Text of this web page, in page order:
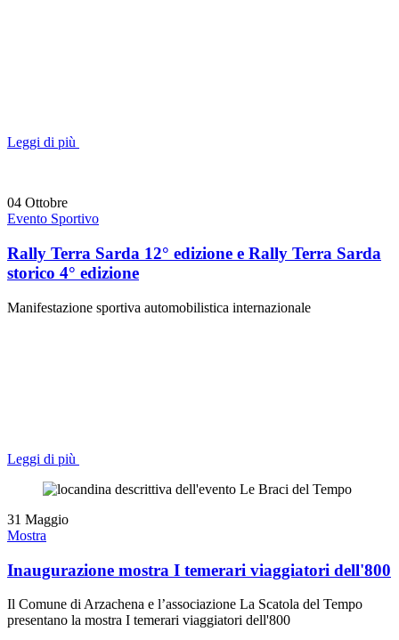
Leggi di più
04 Ottobre
Evento Sportivo
Rally Terra Sarda 12° edizione e Rally Terra Sarda
storico 4° edizione
Manifestazione sportiva automobilistica internazionale
Leggi di più
31 Maggio
Mostra
Inaugurazione mostra I temerari viaggiatori dell'800
Il Comune di Arzachena e l’associazione La Scatola del Tempo
presentano la mostra I temerari viaggiatori dell'800